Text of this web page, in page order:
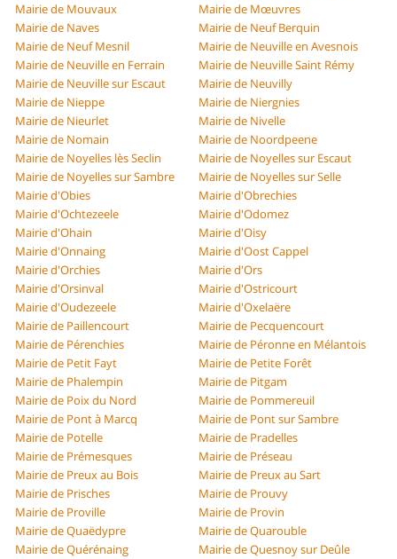
Mairie de Mouvaux
Mairie de Mœuvres
Mairie de Naves
Mairie de Neuf Berquin
Mairie de Neuf Mesnil
Mairie de Neuville en Avesnois
Mairie de Neuville en Ferrain
Mairie de Neuville Saint Rémy
Mairie de Neuville sur Escaut
Mairie de Neuvilly
Mairie de Nieppe
Mairie de Niergnies
Mairie de Nieurlet
Mairie de Nivelle
Mairie de Nomain
Mairie de Noordpeene
Mairie de Noyelles lès Seclin
Mairie de Noyelles sur Escaut
Mairie de Noyelles sur Sambre
Mairie de Noyelles sur Selle
Mairie d'Obies
Mairie d'Obrechies
Mairie d'Ochtezeele
Mairie d'Odomez
Mairie d'Ohain
Mairie d'Oisy
Mairie d'Onnaing
Mairie d'Oost Cappel
Mairie d'Orchies
Mairie d'Ors
Mairie d'Orsinval
Mairie d'Ostricourt
Mairie d'Oudezeele
Mairie d'Oxelaëre
Mairie de Paillencourt
Mairie de Pecquencourt
Mairie de Pérenchies
Mairie de Péronne en Mélantois
Mairie de Petit Fayt
Mairie de Petite Forêt
Mairie de Phalempin
Mairie de Pitgam
Mairie de Poix du Nord
Mairie de Pommereuil
Mairie de Pont à Marcq
Mairie de Pont sur Sambre
Mairie de Potelle
Mairie de Pradelles
Mairie de Prémesques
Mairie de Préseau
Mairie de Preux au Bois
Mairie de Preux au Sart
Mairie de Prisches
Mairie de Prouvy
Mairie de Proville
Mairie de Provin
Mairie de Quaëdypre
Mairie de Quarouble
Mairie de Quérénaing
Mairie de Quesnoy sur Deûle